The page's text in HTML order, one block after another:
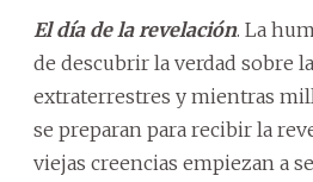
El día de la revelación. La
de descubrir la verdad sobre
extraterrestres y mientras
se preparan para recibir la
viejas creencias empiezan a